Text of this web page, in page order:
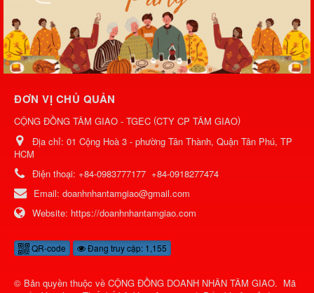
ĐƠN VỊ CHỦ QUẢN
CỘNG ĐỒNG TÂM GIAO - TGEC (CTY CP TÂM GIAO)
Địa chỉ: 01 Cộng Hoà 3 - phường Tân Thành, Quận Tân Phú, TP
HCM
Điện thoại: +84-0983777177 +84-0918277474
Email: doanhnhantamgiao@gmail.com
Website: https://doanhnhantamgiao.com
QR-code Đang truy cập: 1,155
© Bản quyền thuộc về CỘNG ĐỒNG DOANH NHÂN TÂM GIAO. Mã